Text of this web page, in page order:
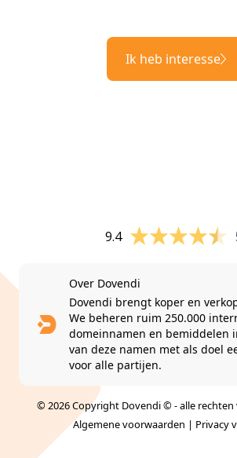
Ik heb interesse
9.4
Over Dovendi
Dovendi brengt koper en
We beheren ruim 250.000
domeinnamen en bemiddelen
van deze namen met als doel
voor alle partijen.
© 2026 Copyright Dovendi © - alle
Algemene voorwaarden | Privacy